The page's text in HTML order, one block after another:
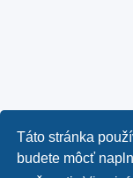
Táto stránka
budete môcť